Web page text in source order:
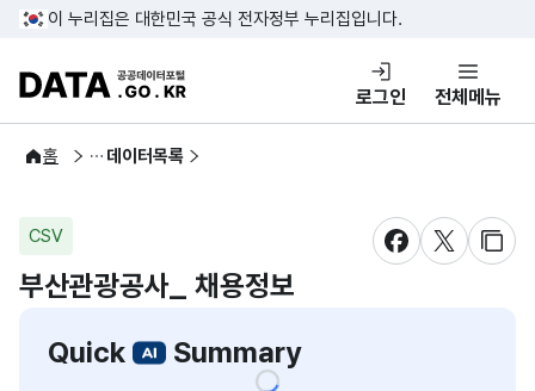
콘텐츠 바로가기
푸터 바로가기
이 누리집은 대한민국 공식 전자정부 누리집입니다.
DATA.GO.KR 공공데이터포털
로그인 전체메뉴
홈
공공데이터 데이터목록
CSV
새창 열림새창 열림
새창
부산관광공사_ 채용정보
Quick
Summary